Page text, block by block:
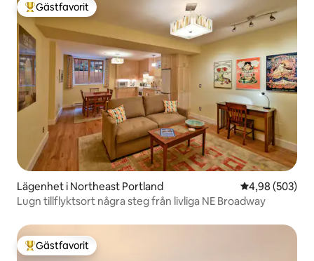
Populär gästfavorit
Gästfavorit
Lägenhet i Northeast Portland 4,98 av 5 i
4,98 (503)
Lugn tillflyktsort några steg från livliga NE Broadway
Populär gästfavorit
Gästfavorit